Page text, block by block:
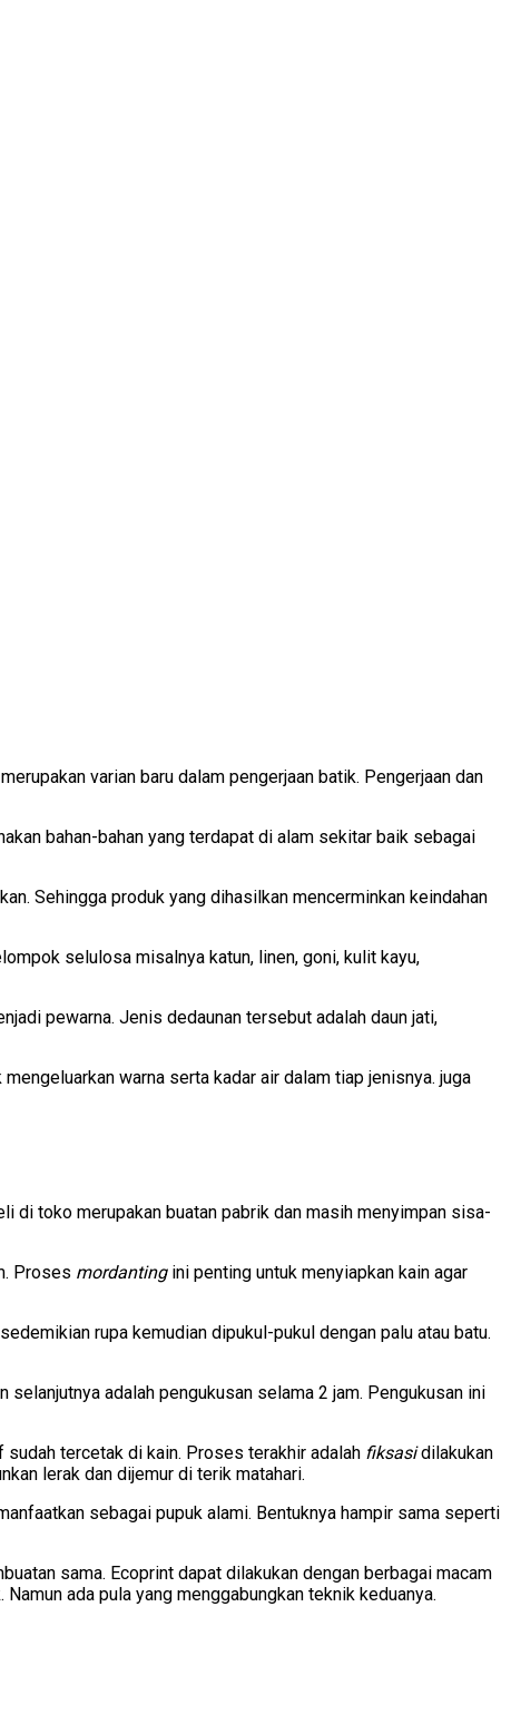
varian baru dalam pengerjaan batik. Pengerjaan dan
bahan-bahan yang terdapat di alam sekitar baik sebagai
Sehingga produk yang dihasilkan mencerminkan keindahan
selulosa misalnya katun, linen, goni, kulit kayu,
pewarna. Jenis dedaunan tersebut adalah daun jati,
warna serta kadar air dalam tiap jenisnya. juga
di toko merupakan buatan pabrik dan masih menyimpan sisa-
Proses mordantingini penting untuk menyiapkan kain agar
rupa kemudian dipukul-pukul dengan palu atau batu.
adalah pengukusan selama 2 jam. Pengukusan ini
tercetak di kain. Proses terakhir adalah fiksasidilakukan
lerak dan dijemur di terik matahari.
sebagai pupuk alami. Bentuknya hampir sama seperti
sama. Ecoprint dapat dilakukan dengan berbagai macam
ada pula yang menggabungkan teknik keduanya.